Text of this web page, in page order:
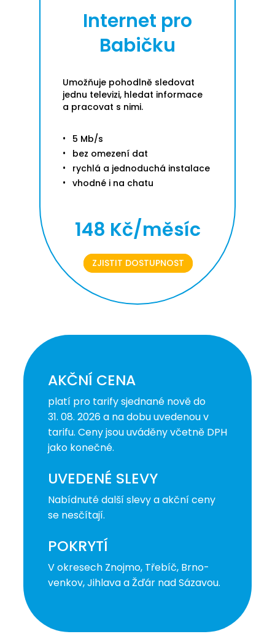
Internet pro
Babičku
Umožňuje pohodlně sledovat
jednu televizi, hledat informace
a pracovat s nimi.
5 Mb/s
bez omezení dat
rychlá a jednoduchá instalace
vhodné i na chatu
148 Kč/měsíc
ZJISTIT DOSTUPNOST
AKČNÍ CENA
platí pro tarify sjednané nově do
31. 08. 2026 a na dobu uvedenou v
tarifu. Ceny jsou uváděny včetně DPH
jako konečné.
UVEDENÉ SLEVY
Nabídnuté další slevy a akční ceny
se nesčítají.
POKRYTÍ
V okresech Znojmo, Třebíč, Brno-
venkov, Jihlava a Žďár nad Sázavou.